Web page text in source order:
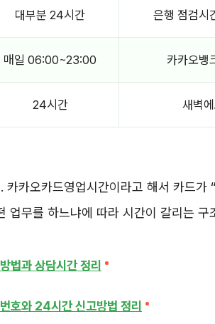
대부분 24시간 은행 점검시
매일 06:00~23:00 카카오뱅
24시간 새벽
카카오카드영업시간이라고 해서 카드가
업무를 하느냐에 따라 시간이 갈리는 구
법과 상담시간 정리
호와 24시간 신고방법 정리